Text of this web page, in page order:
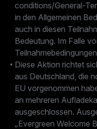
conditions/General-
in den Allgemeinen
auch in diesen
Bedeutung. Im Falle
Diese Aktion richtet
aus Deutschland, die
EU vorgenommen
an mehreren
ausgeschlossen.
„Evergreen Welcome